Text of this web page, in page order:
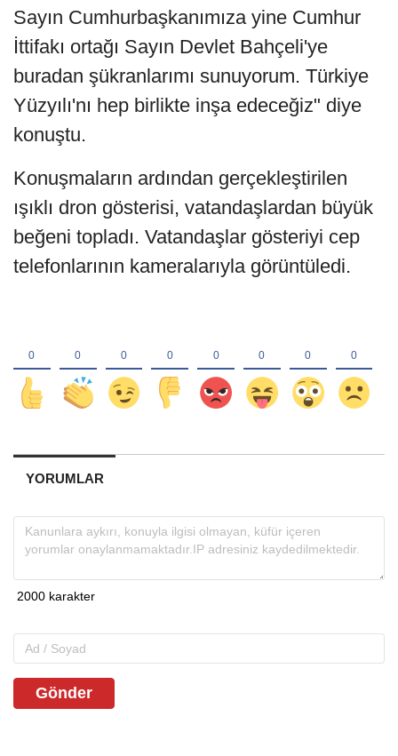
Sayın Cumhurbaşkanımıza yine Cumhur
İttifakı ortağı Sayın Devlet Bahçeli'ye
buradan şükranlarımı sunuyorum. Türkiye
Yüzyılı'nı hep birlikte inşa edeceğiz" diye
konuştu.
Konuşmaların ardından gerçekleştirilen
ışıklı dron gösterisi, vatandaşlardan büyük
beğeni topladı. Vatandaşlar gösteriyi cep
telefonlarının kameralarıyla görüntüledi.
YORUMLAR
Gönder